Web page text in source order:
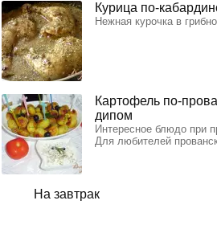
На завтрак
Курица по-
Нежная курочка в
Картофель по-
дипом
Интересное блюдо при
Для любителей